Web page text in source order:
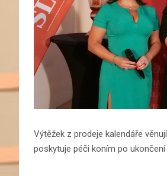
Výtěžek z prodeje kalendáře
poskytuje péči koním po